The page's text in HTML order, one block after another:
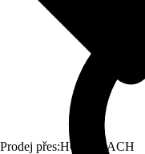
Prodej přes:HORNBACH